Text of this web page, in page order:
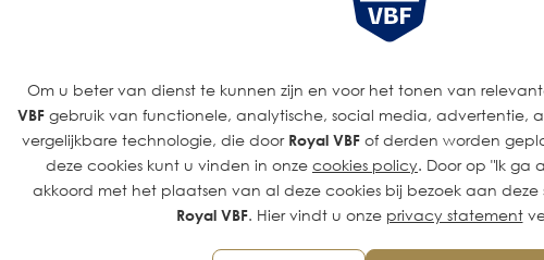
Om u beter van dienst te kunnen zijn en voor het tonen van
VBF gebruik van functionele, analytische, social media, advertentie,
vergelijkbare technologie, die door Royal VBFof derden worden
deze cookies kunt u vinden in onze cookies policy. Door op "Ik ga
akkoord met het plaatsen van al deze cookies bij bezoek aan deze
Royal VBF. Hier vindt u onze privacy statement
van Luuk
pakjes boter maak die mensen
liggen, reageren ze altijd
1, waar hij verantwoordelijk is voor het
pakjes boter voor Campina en voor de eigen